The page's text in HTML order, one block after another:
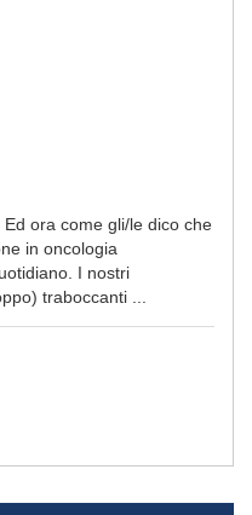
ora come gli/le dico che
in oncologia
I nostri
traboccanti ...